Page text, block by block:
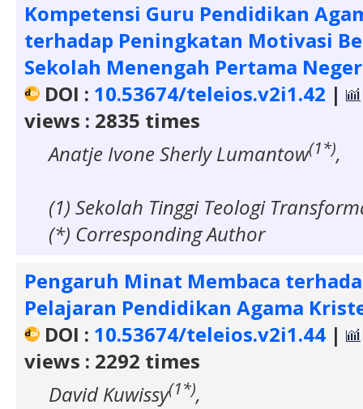
Kompetensi Guru Pendidikan
terhadap Peningkatan Motivasi
Sekolah Menengah Pertama
DOI : 10.53674/teleios.v2i1.42 |
views : 2835 times
Anatje Ivone Sherly Lumantow(1*),
(1) Sekolah Tinggi Teologi
(*) Corresponding Author
Pengaruh Minat Membaca
Pelajaran Pendidikan Agama
DOI : 10.53674/teleios.v2i1.44 |
views : 2292 times
David Kuwissy(1*),